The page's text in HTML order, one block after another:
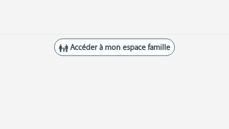
Accéder à mon espace famille